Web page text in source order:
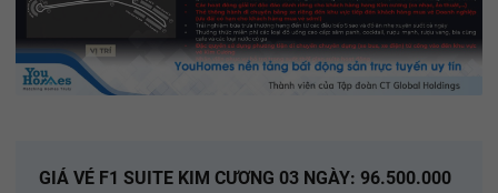
GIÁ VÉ F1 SUITE KIM CƯƠNG 03 NGÀY: 96.500.000